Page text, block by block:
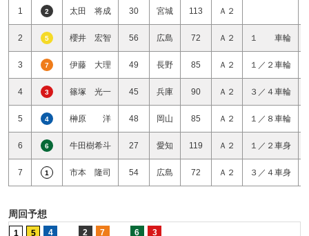
1 2 太田 将成 30 宮城 113 Ａ２
2 5 櫻井 宏智 56 広島 72 Ａ２ １ 車輪
3 7 伊藤 大理 49 長野 85 Ａ２ １／２車輪
4 3 篠塚 光一 45 兵庫 90 Ａ２ ３／４車輪
5 4 榊原 洋 48 岡山 85 Ａ２ １／８車輪
6 6 牛田樹希斗 27 愛知 119 Ａ２ １／２車身
7 1 市本 隆司 54 広島 72 Ａ２ ３／４車身
周回予想
1 5 4 2 7 6 3